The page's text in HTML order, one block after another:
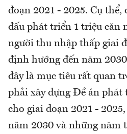
đoạn 2021 - 2025. Cụ
đấu phát triển 1 triệu căn
người thu nhập thấp giai
định hướng đến năm
đây là mục tiêu rất quan
phải xây dựng Đề án phát
cho giai đoạn 2021 -
năm 2030 và những năm